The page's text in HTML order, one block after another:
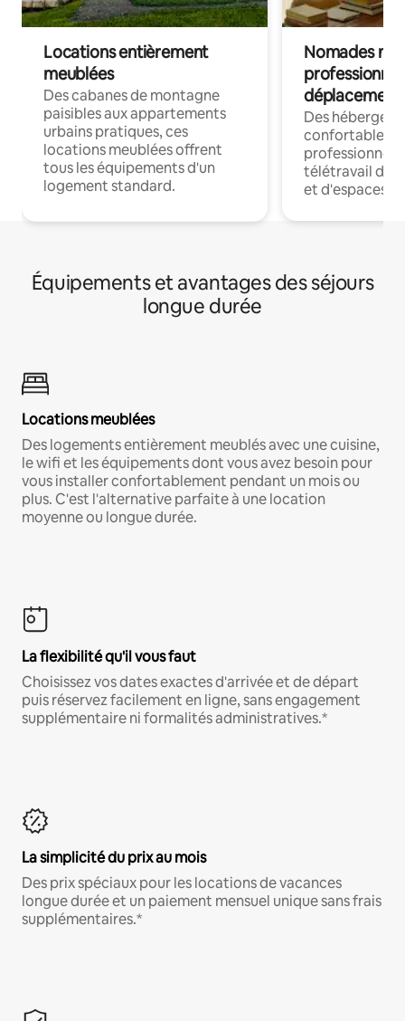
Locations entièrement
meublées
Des cabanes de montagne
paisibles aux appartements
urbains pratiques, ces
locations meublées offrent
tous les équipements d'un
logement standard.
Nomades
déplacement
Des
confortables
professionnels
télétravail
et d'espaces
Équipements et avantages des séjours
longue durée
Locations meublées
Des logements entièrement meublés avec une cuisine,
le wifi et les équipements dont vous avez besoin pour
vous installer confortablement pendant un mois ou
plus. C'est l'alternative parfaite à une location
moyenne ou longue durée.
La flexibilité qu'il vous faut
Choisissez vos dates exactes d'arrivée et de départ
puis réservez facilement en ligne, sans engagement
supplémentaire ni formalités administratives.*
La simplicité du prix au mois
Des prix spéciaux pour les locations de vacances
longue durée et un paiement mensuel unique sans frais
supplémentaires.*